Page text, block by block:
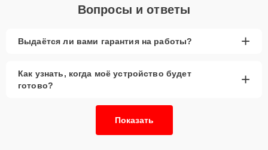
Вопросы и ответы
Выдаётся ли вами гарантия на работы? +
Как узнать, когда моё устройство будет
готово?
+
Показать